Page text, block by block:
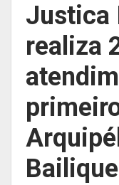
Justica
realiza
Bailique